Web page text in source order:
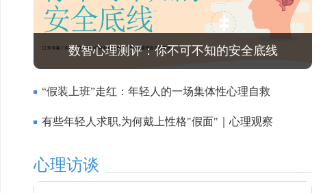
数智心理测评：你不可不知的安全底线
“假装上班”走红：年轻人的一场集体性心理自救
有些年轻人求职,为何戴上性格"假面"｜心理观察
心理访谈